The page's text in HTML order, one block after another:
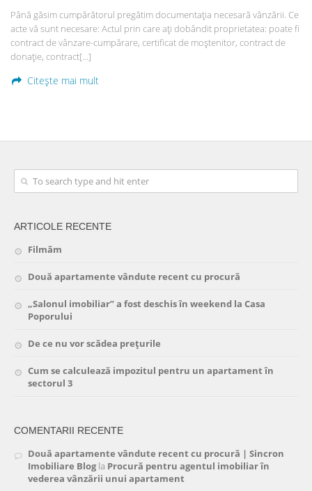
Până găsim cumpărătorul pregătim documentația necesară vânzării. Ce
acte vă sunt necesare: Actul prin care ați dobândit proprietatea: poate fi
contract de vânzare-cumpărare, certificat de moștenitor, contract de
donație, contract[…]
Citește mai mult
ARTICOLE RECENTE
Filmăm
Două apartamente vândute recent cu procură
„Salonul imobiliar” a fost deschis în weekend la Casa
Poporului
De ce nu vor scădea prețurile
Cum se calculează impozitul pentru un apartament în
sectorul 3
COMENTARII RECENTE
Două apartamente vândute recent cu procură | Sincron
Imobiliare Blog la Procură pentru agentul imobiliar în
vederea vânzării unui apartament